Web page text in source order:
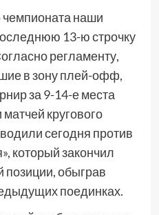
чемпионата наши
13-ю строчку
регламенту,
в зону плей-офф,
за 9-14-е места
кругового
сегодня против
который закончил
позиции, обыграв
поединках.